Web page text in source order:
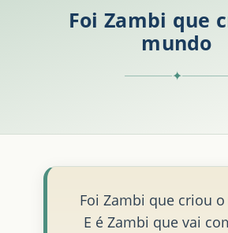
Foi Zambi que
mundo
✦
Foi Zambi que criou
E é Zambi que vai